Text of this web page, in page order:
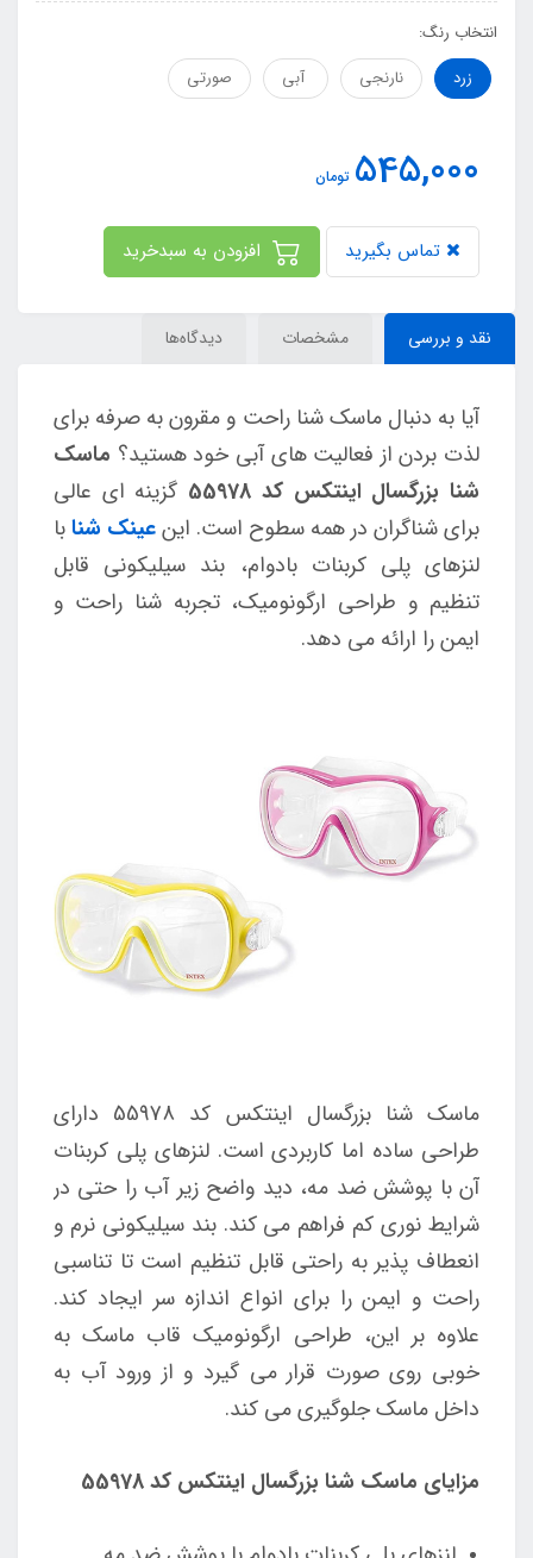
انتخاب رنگ:
زرد
نارنجی ‌ آبی صورتی
545,000 تومان
تماس بگیرید
نقد و بررسی مشخصات دیدگاه‌ها
آیا به دنبال ماسک شنا راحت و مقرون به صرفه برای
لذت بردن از فعالیت های آبی خود هستید؟ ماسک
شنا بزرگسال اینتکس کد 55978
گزینه ای عالی
برای شناگران در همه سطوح است. اینعینک شنابا
لنزهای پلی کربنات بادوام، بند سیلیکونی قابل
تنظیم و طراحی ارگونومیک، تجربه شنا راحت و
ایمن را ارائه می دهد.
ماسک شنا بزرگسال اینتکس کد 55978 دارای
طراحی ساده اما کاربردی است. لنزهای پلی کربنات
آن با پوشش ضد مه، دید واضح زیر آب را حتی در
شرایط نوری کم فراهم می کند. بند سیلیکونی نرم و
انعطاف پذیر به راحتی قابل تنظیم است تا تناسبی
راحت و ایمن را برای انواع اندازه سر ایجاد کند.
علاوه بر این، طراحی ارگونومیک قاب ماسک به
خوبی روی صورت قرار می گیرد و از ورود آب به
داخل ماسک جلوگیری می کند.
مزایای ماسک شنا بزرگسال اینتکس کد 55978